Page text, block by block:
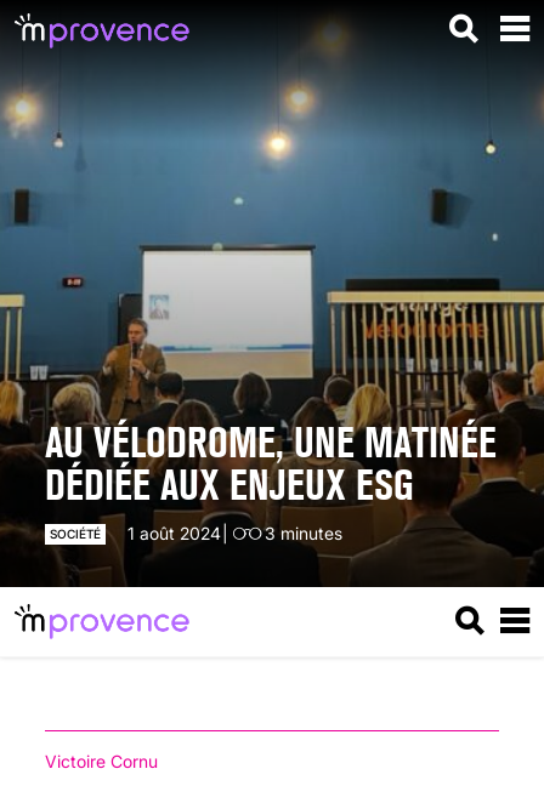
AU VÉLODROME, UNE MATINÉE
DÉDIÉE AUX ENJEUX ESG
SOCIÉTÉ 1 août 2024 3 minutes
Victoire Cornu